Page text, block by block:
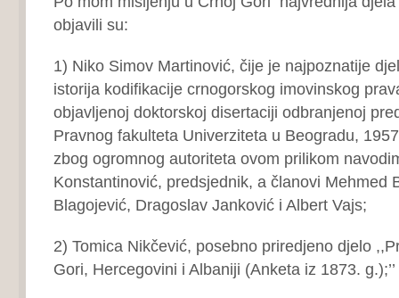
objavili su:
1) Niko Simov Martinović, čije je najpoznatije
istorija kodifikacije crnogorskog imovinskog
objavljenoj doktorskoj disertaciji odbranjenoj
Pravnog fakulteta Univerziteta u Beogradu,
zbog ogromnog autoriteta ovom prilikom
Konstantinović, predsjednik, a članovi Mehmed
Blagojević, Dragoslav Janković i Albert Vajs;
2) Tomica Nikčević, posebno priredjeno djelo
Gori, Hercegovini i Albaniji (Anketa iz 1873. g.);’’